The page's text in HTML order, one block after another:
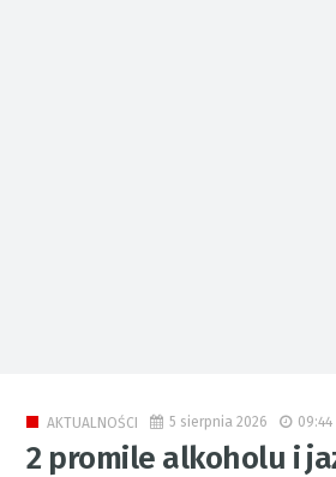
AKTUALNOŚCI 5 sierpnia 2026 09:44
2 promile alkoholu i